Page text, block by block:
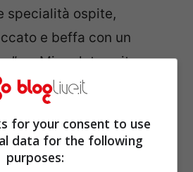
specialità ospite,
e beffa con un
un Mignolet uscito
Nella ripresa i ritmi si
& Co. ci provano, ma
City infermabile in casa,
la sentenza del
for your consent to use
data for the following
purposes: